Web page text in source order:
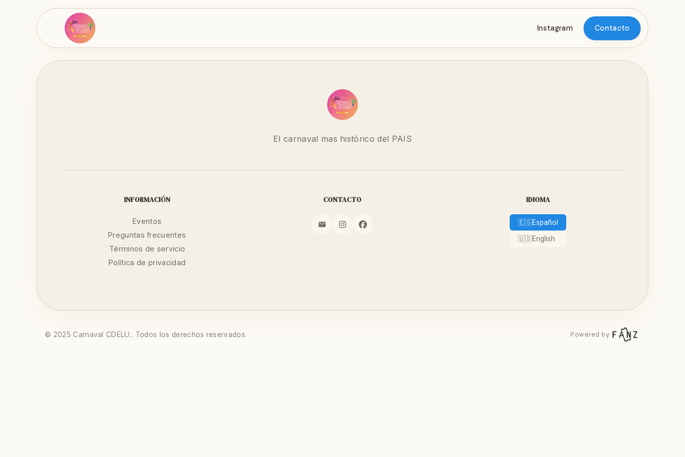
Instagram Contacto
El carnaval mas histórico del PAIS
INFORMACIÓN
Eventos
Preguntas frecuentes
Términos de servicio
Política de privacidad
CONTACTO IDIOMA
🇪🇸Español
🇺🇸English
© 2025 Carnaval CDELU.. Todos los derechos reservados. Powered by